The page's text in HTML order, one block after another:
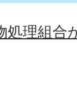
処理組合